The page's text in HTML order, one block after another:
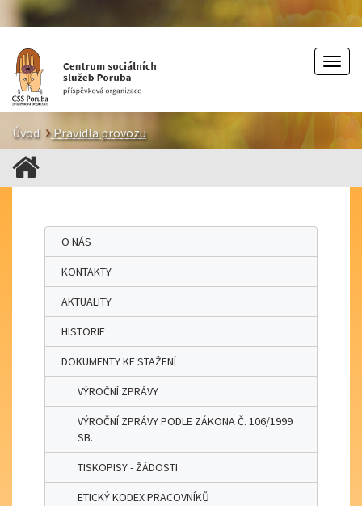
Úvod Pravidla provozu
O NÁS
KONTAKTY
AKTUALITY
HISTORIE
DOKUMENTY KE STAŽENÍ
VÝROČNÍ ZPRÁVY
VÝROČNÍ ZPRÁVY PODLE ZÁKONA Č. 106/1999
SB.
TISKOPISY - ŽÁDOSTI
ETICKÝ KODEX PRACOVNÍKŮ